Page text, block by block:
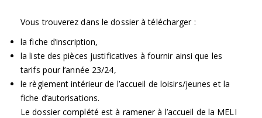
Vous trouverez dans le dossier à télécharger :
la fiche d’inscription,
la liste des pièces justificatives à fournir ainsi que les
tarifs pour l’année 23/24,
le règlement intérieur de l’accueil de loisirs/jeunes et la
fiche d’autorisations.
Le dossier complété est à ramener à l’accueil de la MELI